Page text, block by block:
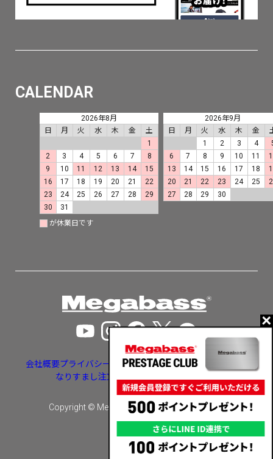
CALENDAR
2026年8月
日
月 火 水 木 金
土
1
2
3 4 5 6 7
8
9
10 11 12 13 14
15
16
17 18 19 20 21
22
23
24 25 26 27 28
29
30
31
2026年9月
日
月 火 水 木 金
1
2 3 4
6
7 8 9 10 11
13
14 15 16 17 18
20
21 22 23 24 25
27
28 29 30
が休業日です
会社概要プライバシーポリシー特定商取引法に基づく表示
なりすまし注文・いたずら注文等への対応
Copyright © Megabass inc. All rights reserved.